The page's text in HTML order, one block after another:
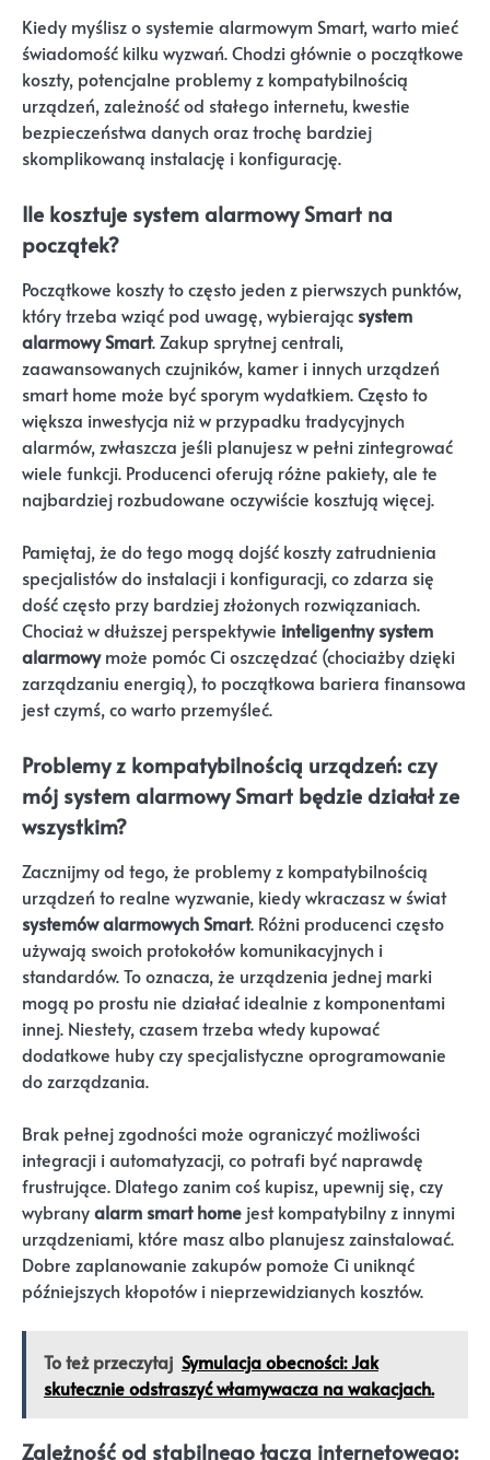
Kiedy myślisz o systemie alarmowym Smart, warto mieć
świadomość kilku wyzwań. Chodzi głównie o początkowe
koszty, potencjalne problemy z kompatybilnością
urządzeń, zależność od stałego internetu, kwestie
bezpieczeństwa danych oraz trochę bardziej
skomplikowaną instalację i konfigurację.
Ile kosztuje system alarmowy Smart na
początek?
Początkowe koszty to często jeden z pierwszych punktów,
który trzeba wziąć pod uwagę, wybierając system
alarmowy Smart. Zakup sprytnej centrali,
zaawansowanych czujników, kamer i innych urządzeń
smart home może być sporym wydatkiem. Często to
większa inwestycja niż w przypadku tradycyjnych
alarmów, zwłaszcza jeśli planujesz w pełni zintegrować
wiele funkcji. Producenci oferują różne pakiety, ale te
najbardziej rozbudowane oczywiście kosztują więcej.
Pamiętaj, że do tego mogą dojść koszty zatrudnienia
specjalistów do instalacji i konfiguracji, co zdarza się
dość często przy bardziej złożonych rozwiązaniach.
Chociaż w dłuższej perspektywie inteligentny system
alarmowymoże pomóc Ci oszczędzać (chociażby dzięki
zarządzaniu energią), to początkowa bariera finansowa
jest czymś, co warto przemyśleć.
Problemy z kompatybilnością urządzeń: czy
mój system alarmowy Smart będzie działał ze
wszystkim?
Zacznijmy od tego, że problemy z kompatybilnością
urządzeń to realne wyzwanie, kiedy wkraczasz w świat
systemów alarmowych Smart. Różni producenci często
używają swoich protokołów komunikacyjnych i
standardów. To oznacza, że urządzenia jednej marki
mogą po prostu nie działać idealnie z komponentami
innej. Niestety, czasem trzeba wtedy kupować
dodatkowe huby czy specjalistyczne oprogramowanie
do zarządzania.
Brak pełnej zgodności może ograniczyć możliwości
integracji i automatyzacji, co potrafi być naprawdę
frustrujące. Dlatego zanim coś kupisz, upewnij się, czy
wybranyalarm smart home jest kompatybilny z innymi
urządzeniami, które masz albo planujesz zainstalować.
Dobre zaplanowanie zakupów pomoże Ci uniknąć
późniejszych kłopotów i nieprzewidzianych kosztów.
To też przeczytaj Symulacja obecności: Jak
skutecznie odstraszyć włamywacza na wakacjach.
Zależność od stabilnego łącza internetowego: